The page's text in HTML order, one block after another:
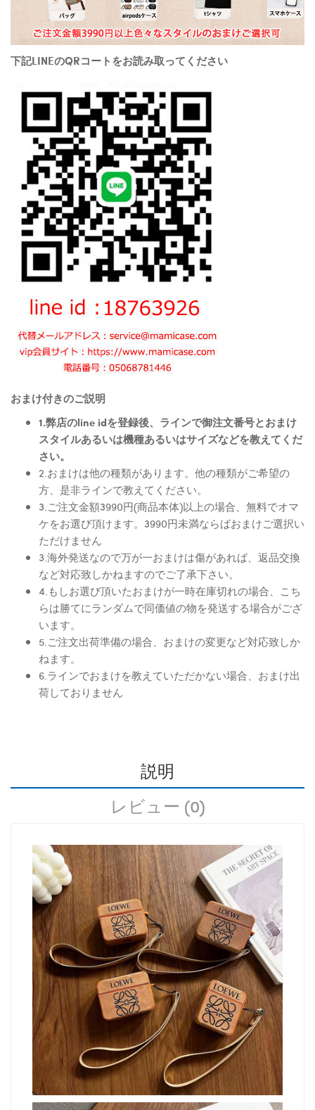
下記LINEのQRコートをお読み取ってください
おまけ付きのご説明
1.弊店のline idを登録後、ラインで御注文番号とおまけ
スタイルあるいは機種あるいはサイズなどを教えてくだ
さい。
2.おまけは他の種類があります。他の種類がご希望の
方、是非ラインで教えてください。
3.ご注文金額3990円(商品本体)以上の場合、無料でオマ
ケをお選び頂けます。3990円未満ならばおまけご選択い
ただけません
3.海外発送なので万が一おまけは傷があれば、返品交換
など対応致しかねますのでご了承下さい。
4.もしお選び頂いたおまけが一時在庫切れの場合、こち
らは勝てにランダムで同価値の物を発送する場合がござ
います。
5.ご注文出荷準備の場合、おまけの変更など対応致しか
ねます。
6.ラインでおまけを教えていただかない場合、おまけ出
荷しておりません
説明
レビュー (0)